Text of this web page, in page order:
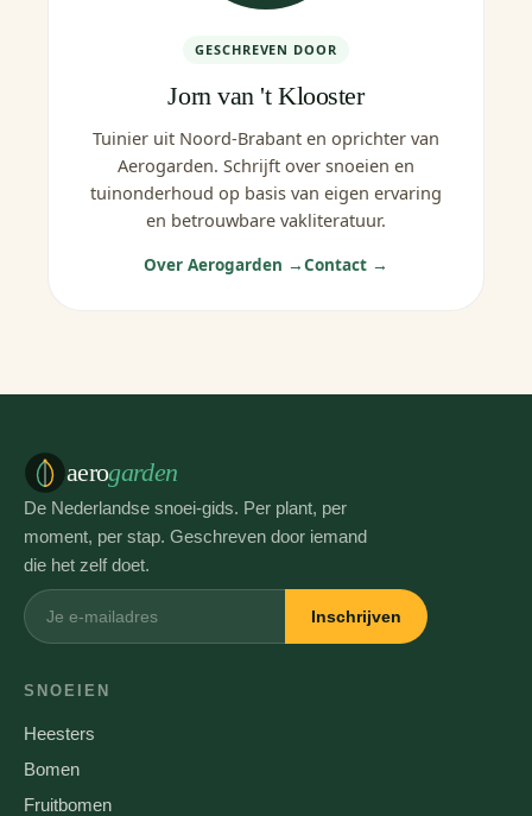
GESCHREVEN DOOR
Jorn van 't Klooster
Tuinier uit Noord-Brabant en oprichter van
Aerogarden. Schrijft over snoeien en
tuinonderhoud op basis van eigen ervaring
en betrouwbare vakliteratuur.
Over Aerogarden →Contact →
aerogarden
De Nederlandse snoei-gids. Per plant, per
moment, per stap. Geschreven door iemand
die het zelf doet.
Inschrijven
SNOEIEN
Heesters
Bomen
Fruitbomen